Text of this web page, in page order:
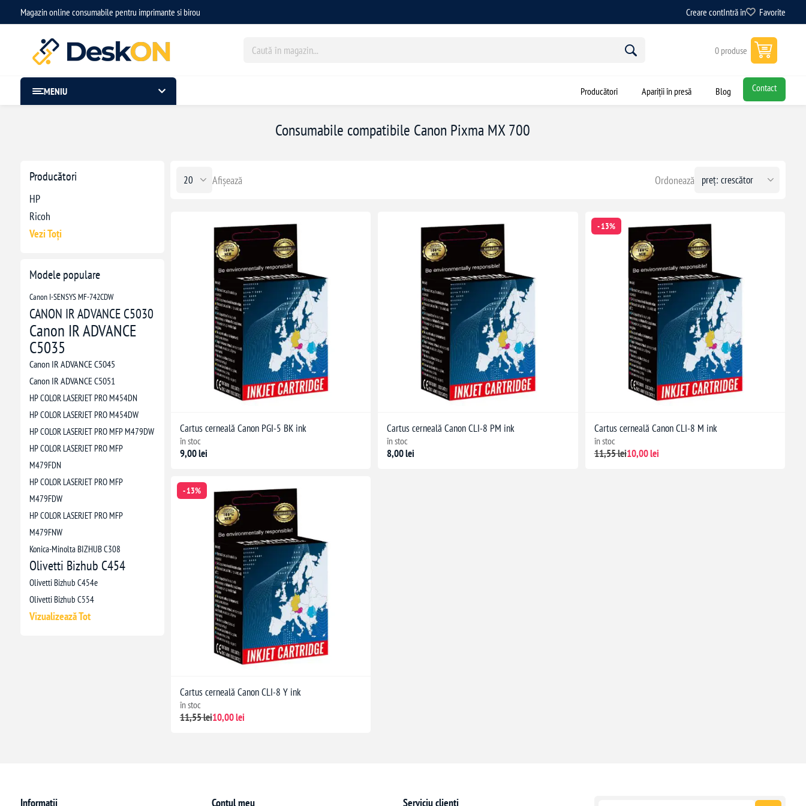
Magazin online consumabile pentru imprimante si birou Creare contIntră în Favorite
0 produse
MENIU Producători Apariții în presă Blog Contact
Producători
HP
Ricoh
Vezi Toți
Modele populare
Canon I-SENSYS MF-742CDW
CANON IR ADVANCE C5030
Canon IR ADVANCE
C5035
Canon IR ADVANCE C5045
Canon IR ADVANCE C5051
HP COLOR LASERJET PRO M454DN
HP COLOR LASERJET PRO M454DW
HP COLOR LASERJET PRO MFP M479DW
HP COLOR LASERJET PRO MFP
M479FDN
HP COLOR LASERJET PRO MFP
M479FDW
HP COLOR LASERJET PRO MFP
M479FNW
Konica-Minolta BIZHUB C308
Olivetti Bizhub C454
Olivetti Bizhub C454e
Olivetti Bizhub C554
Vizualizează Tot
Consumabile compatibile Canon Pixma MX 700
Ordonează
Afișează
Cartus cerneală Canon PGI-5 BK ink
în stoc
9,00 lei
Cartus cerneală Canon CLI-8 PM ink
în stoc
8,00 lei
- 13%
Cartus cerneală Canon CLI-8 M ink
în stoc
11,55 lei10,00 lei
- 13%
Cartus cerneală Canon CLI-8 Y ink
în stoc
11,55 lei10,00 lei
Informații Contul meu Serviciu clienți